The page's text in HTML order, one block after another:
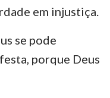
em injustiça.
se pode
porque Deus